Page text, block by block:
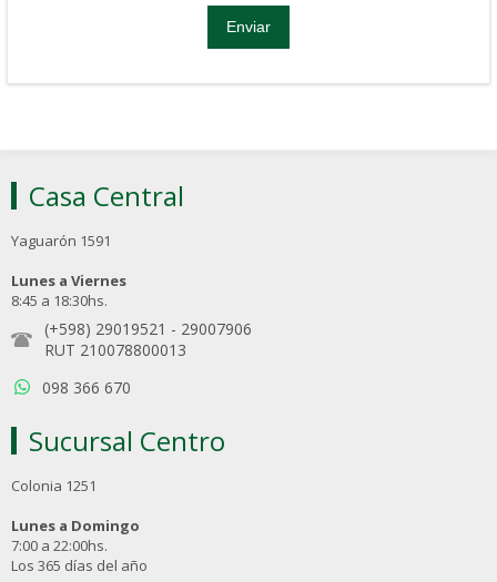
Casa Central
Yaguarón 1591
Lunes a Viernes
8:45 a 18:30hs.
(+598) 29019521 - 29007906
RUT 210078800013
098 366 670
Sucursal Centro
Colonia 1251
Lunes a Domingo
7:00 a 22:00hs.
Los 365 días del año